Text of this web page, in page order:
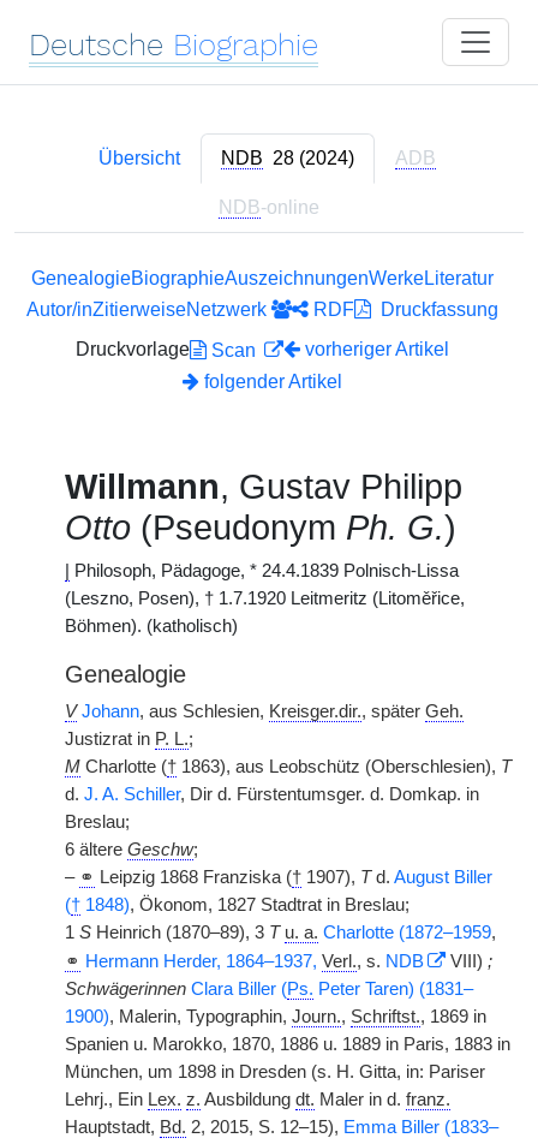
Deutsche Biographie
Übersicht NDB 28 (2024) ADB
NDB-online
GenealogieBiographieAuszeichnungenWerkeLiteratur
Autor/inZitierweiseNetzwerk RDF
Druckfassung
Druckvorlage
Scan
vorheriger Artikel
folgender Artikel
Willmann, Gustav Philipp
Otto (Pseudonym Ph. G.)
Philosoph, Pädagoge, * 24.4.1839 Polnisch-Lissa
(Leszno, Posen), † 1.7.1920 Leitmeritz (Litoměřice,
Böhmen). (katholisch)
Genealogie
V Johann, aus Schlesien, Kreisger.dir., später Geh.
Justizrat in P. L.;
M Charlotte († 1863), aus Leobschütz (Oberschlesien), T
d. J. A. Schiller, Dir d. Fürstentumsger. d. Domkap. in
Breslau;
6 ältere Geschw;
– ⚭ Leipzig 1868 Franziska († 1907), Td. August Biller
(† 1848), Ökonom, 1827 Stadtrat in Breslau;
1 S Heinrich (1870–89), 3 T u. a. Charlotte (1872–1959,
⚭ Hermann Herder, 1864–1937, Verl., s. NDB VIII) ;
Schwägerinnen Clara Biller (Ps. Peter Taren) (1831–
1900), Malerin, Typographin, Journ., Schriftst., 1869 in
Spanien u. Marokko, 1870, 1886 u. 1889 in Paris, 1883 in
München, um 1898 in Dresden (s. H. Gitta, in: Pariser
Lehrj., Ein Lex. z. Ausbildung dt. Maler in d. franz.
Hauptstadt, Bd. 2, 2015, S. 12–15), Emma Biller (1833–